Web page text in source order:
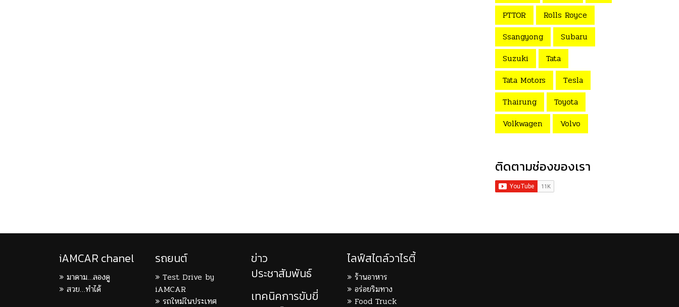
PTTOR
Rolls Royce
Ssangyong
Subaru
Suzuki
Tata
Tata Motors
Tesla
Thairung
Toyota
Volkwagen
Volvo
ติดตามช่องของเรา
iAMCAR chanel
มาดาม…ลองดู
สวย…ทำได้
รถยนต์
Test Drive by
iAMCAR
รถใหม่ในประเทศ
ข่าว
ประชาสัมพันธ์
เทคนิคการขับขี่
ไลฟ์สไตล์วาไรตี้
ร้านอาหาร
อร่อยริมทาง
Food Truck